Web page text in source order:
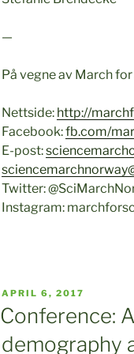
—
På vegne av March
Nettside: http://
Facebook:fb.com/
E-post:
Twitter:
Instagram:
POSTED
APRIL 6, 2017
Conference:
demography